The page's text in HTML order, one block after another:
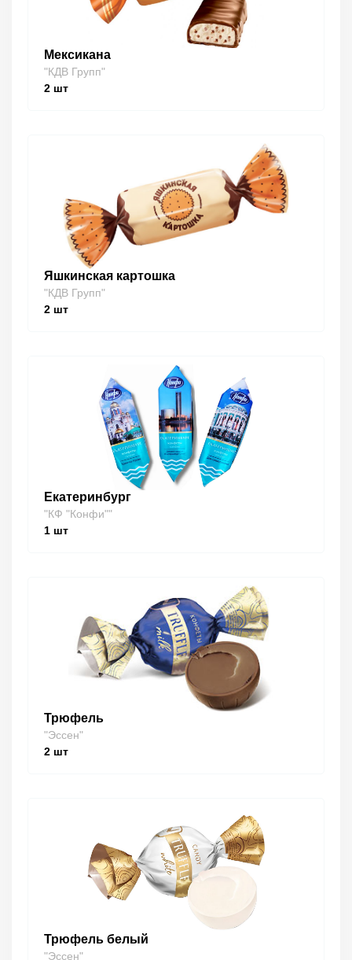
Мексикана
"КДВ Групп"
2 шт
Яшкинская картошка
"КДВ Групп"
2 шт
Екатеринбург
"КФ "Конфи""
1 шт
Трюфель
"Эссен"
2 шт
Трюфель белый
"Эссен"